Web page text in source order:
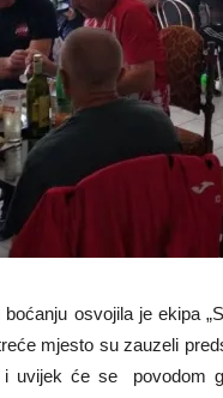
boćanju osvojila je ekipa
mjesto su zauzeli
i uvijek će se povodom